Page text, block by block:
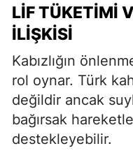
LIF TÜKETIMI
İLIŞKISI
Kabızlığın
rol oynar. Türk
değildir ancak
bağırsak
destekleyebilir.